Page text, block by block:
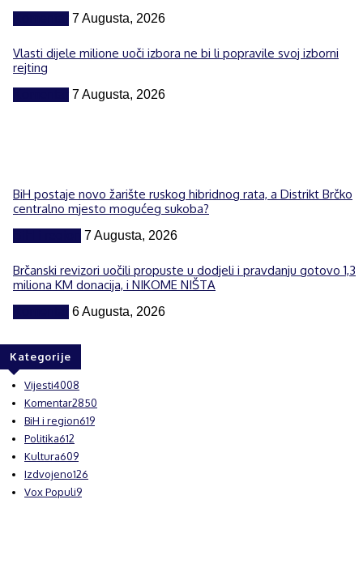
7 Augusta, 2026
Vlasti dijele milione uoči izbora ne bi li popravile svoj izborni
rejting
7 Augusta, 2026
BiH postaje novo žarište ruskog hibridnog rata, a Distrikt Brčko
centralno mjesto mogućeg sukoba?
7 Augusta, 2026
Brčanski revizori uočili propuste u dodjeli i pravdanju gotovo 1,3
miliona KM donacija, i NIKOME NIŠTA
6 Augusta, 2026
Kategorije
Vijesti4008
Komentar2850
BiH i region619
Politika612
Kultura609
Izdvojeno126
Vox Populi9